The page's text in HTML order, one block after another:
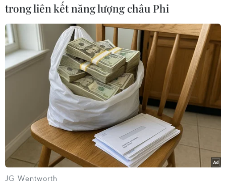
Vi Diệu
(Vietnam+)
trong liên kết năng lượng châu Phi
JG Wentworth